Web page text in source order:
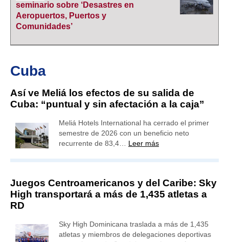
seminario sobre ‘Desastres en
Aeropuertos, Puertos y
Comunidades’
Cuba
Así ve Meliá los efectos de su salida de
Cuba: “puntual y sin afectación a la caja”
Meliá Hotels International ha cerrado el primer
semestre de 2026 con un beneficio neto
recurrente de 83,4… Leer más
Juegos Centroamericanos y del Caribe: Sky
High transportará a más de 1,435 atletas a
RD
Sky High Dominicana traslada a más de 1,435
atletas y miembros de delegaciones deportivas